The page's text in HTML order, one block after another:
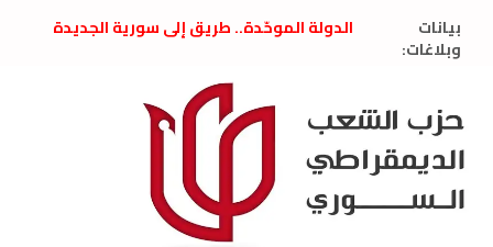
بيانات
وبلاغات:
الدولة الموحّدة.. طريق إلى سورية الجديدة
العام السابق لحزب الاتحاد الاشتراكي العربي
الديمقراطي
بلاغ صادر عن اجتماع اللجنة المركزية نيسان
2026
الحرب الأمريكية الإسرائيلية على نظام الملالي
في إيران .. بيان من حزب الشعب الديمقراطي
السوري